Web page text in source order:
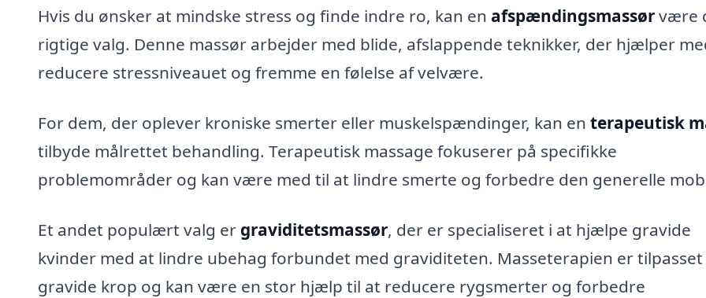
Hvis du ønsker at mindske stress og finde indre ro, kan en afspændingsmassørvære
rigtige valg. Denne massør arbejder med blide, afslappende teknikker, der hjælper
reducere stressniveauet og fremme en følelse af velvære.
For dem, der oplever kroniske smerter eller muskelspændinger, kan en terapeutisk
tilbyde målrettet behandling. Terapeutisk massage fokuserer på specifikke
problemområder og kan være med til at lindre smerte og forbedre den generelle
Et andet populært valg er graviditetsmassør, der er specialiseret i at hjælpe gravide
kvinder med at lindre ubehag forbundet med graviditeten. Masseterapien er tilpasset
gravide krop og kan være en stor hjælp til at reducere rygsmerter og forbedre